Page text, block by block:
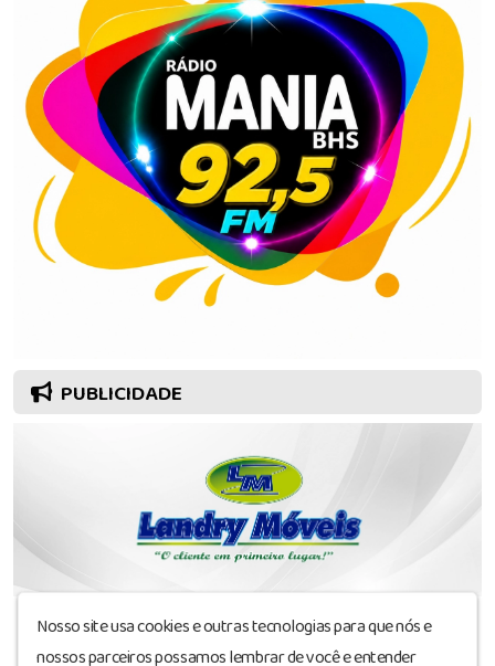
PUBLICIDADE
Nosso site usa cookies e outras tecnologias para que nós e
nossos parceiros possamos lembrar de você e entender